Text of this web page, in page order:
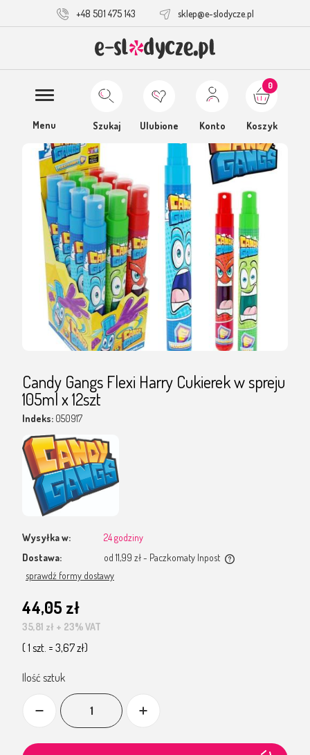
+48 501 475 143 sklep@e-slodycze.pl
Menu Szukaj Ulubione Konto Koszyk
0
Candy Gangs Flexi Harry Cukierek w spreju
105ml x 12szt
Indeks: 050917
Wysyłka w:
24 godziny
Dostawa:
od 11,99 zł- Paczkomaty Inpost
sprawdź formy dostawy
44,05 zł
35,81 zł + 23% VAT
( 1 szt. = 3,67 zł)
Ilość sztuk